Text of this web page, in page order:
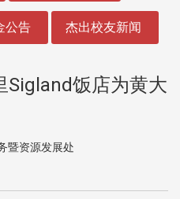
公告 杰出校友新闻
Sigland饭店为黄大
暨资源发展处